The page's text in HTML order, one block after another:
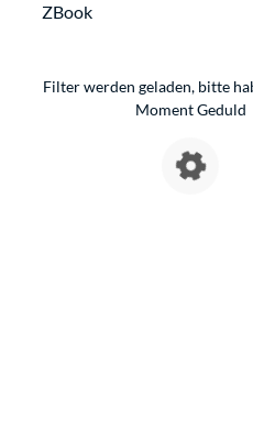
ZBook
Filter werden geladen, bitte
Moment Geduld